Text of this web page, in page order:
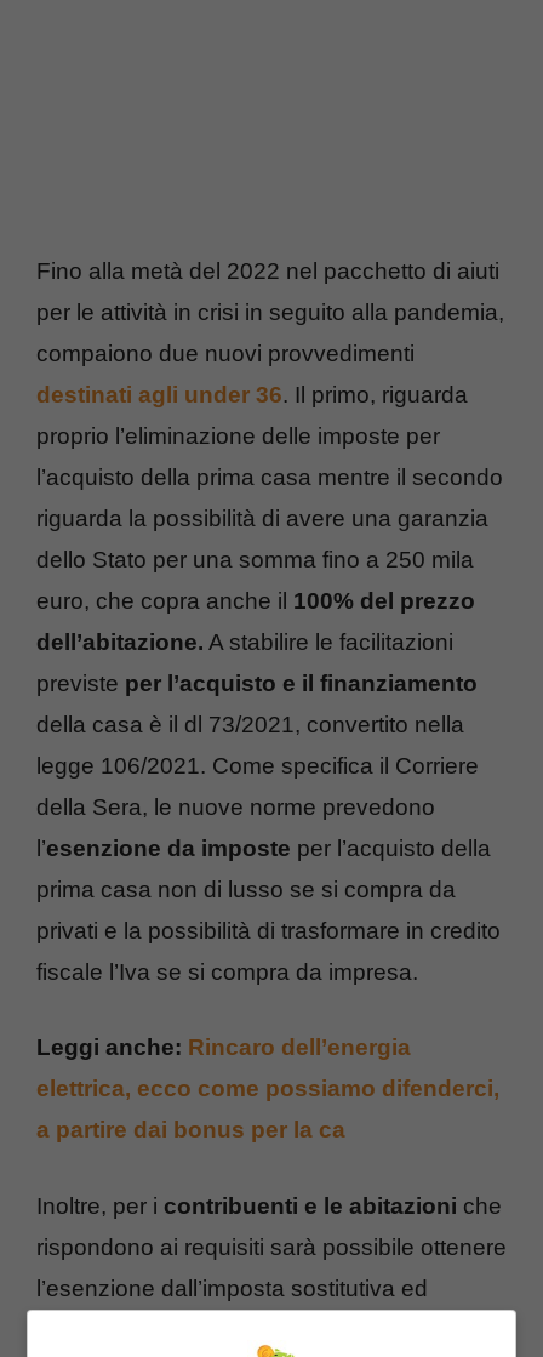
Fino alla metà del 2022 nel pacchetto di aiuti
per le attività in crisi in seguito alla pandemia,
compaiono due nuovi provvedimenti
destinati agli under 36. Il primo, riguarda
proprio l’eliminazione delle imposte per
l’acquisto della prima casa mentre il secondo
riguarda la possibilità di avere una garanzia
dello Stato per una somma fino a 250 mila
euro, che copra anche il 100% del prezzo
dell’abitazione. A stabilire le facilitazioni
previste per l’acquisto e il finanziamento
della casa è il dl 73/2021, convertito nella
legge 106/2021. Come specifica il Corriere
della Sera, le nuove norme prevedono
l’esenzione da imposte per l’acquisto della
prima casa non di lusso se si compra da
privati e la possibilità di trasformare in credito
fiscale l’Iva se si compra da impresa.
Leggi anche: Rincaro dell’energia
elettrica, ecco come possiamo difenderci,
a partire dai bonus per la ca
Inoltre, per i contribuenti e le abitazioni che
rispondono ai requisiti sarà possibile ottenere
l’esenzione dall’imposta sostitutiva ed